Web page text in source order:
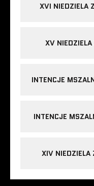
XVI NIEDZIELA
XV
INTENCJE
INTENCJE
XIV